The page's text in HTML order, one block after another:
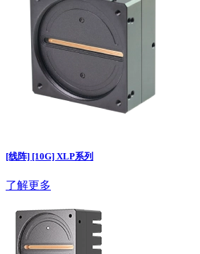
[线阵] [10G] XLP系列
了解更多